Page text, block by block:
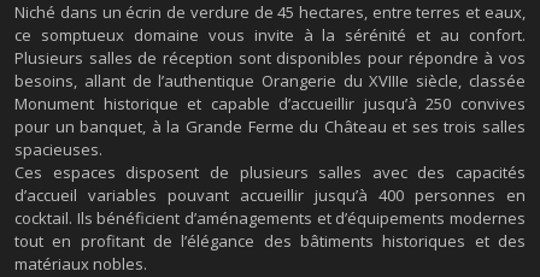
Niché dans un écrin de verdure de 45 hectares, entre terres et eaux,
ce somptueux domaine vous invite à la sérénité et au confort.
Plusieurs salles de réception sont disponibles pour répondre à vos
besoins, allant de l’authentique Orangerie du XVIIIe siècle, classée
Monument historique et capable d’accueillir jusqu’à 250 convives
pour un banquet, à la Grande Ferme du Château et ses trois salles
spacieuses.
Ces espaces disposent de plusieurs salles avec des capacités
d’accueil variables pouvant accueillir jusqu’à 400 personnes en
cocktail. Ils bénéficient d’aménagements et d’équipements modernes
tout en profitant de l’élégance des bâtiments historiques et des
matériaux nobles.